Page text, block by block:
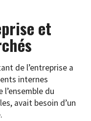
et
de l’entreprise a
internes
du
avait besoin d’un